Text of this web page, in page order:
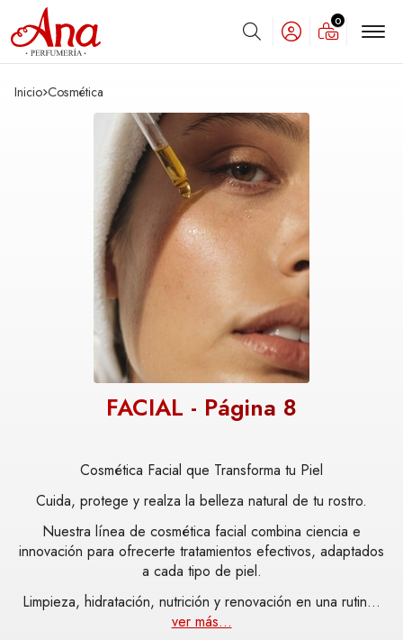
Buscar
0
Inicio cosmética
FACIAL - Página 8
Cosmética Facial que Transforma tu Piel
Cuida, protege y realza la belleza natural de tu rostro.
Nuestra línea de cosmética facial combina ciencia e
innovación para ofrecerte tratamientos efectivos, adaptados
a cada tipo de piel.
Limpieza, hidratación, nutrición y renovación en una rutin...
ver más...